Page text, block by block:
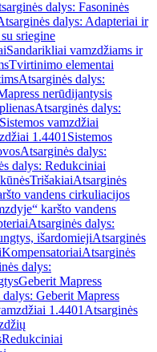
dalys: Fasoninės
dalys: Adapteriai ir
sriegine
Sandarikliai vamzdžiams ir
Tvirtinimo elementai
Atsarginės dalys:
nerūdijantysis
Atsarginės dalys:
Sistemos vamzdžiai
1.4401 Sistemos
Atsarginės dalys:
dalys: Redukciniai
TrišakiaiAtsarginės
vandens cirkuliacijos
karšto vandens
Atsarginės dalys:
išardomiejiAtsarginės
KompensatoriaiAtsarginės
dalys:
Geberit Mapress
dalys: Geberit Mapress
1.4401 Atsarginės
Redukciniai